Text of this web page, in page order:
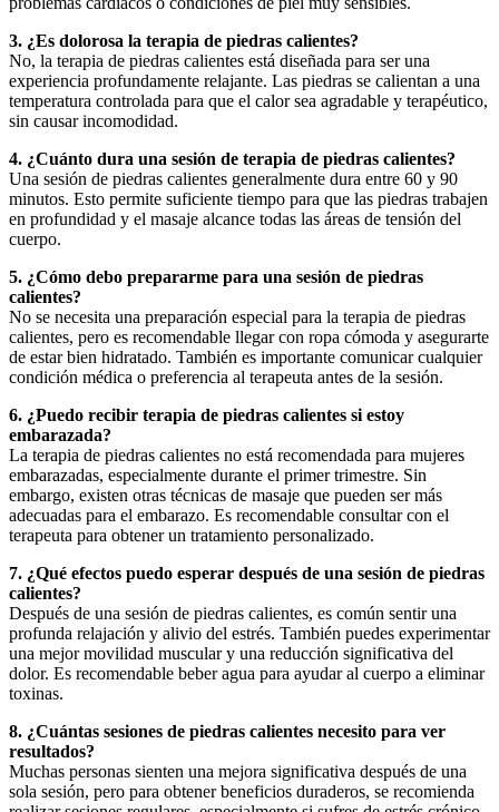
3. ¿Es dolorosa la terapia de piedras calientes?
No, la terapia de piedras calientes está diseñada para ser una
experiencia profundamente relajante. Las piedras se calientan a una
temperatura controlada para que el calor sea agradable y terapéutico,
sin causar incomodidad.
4. ¿Cuánto dura una sesión de terapia de piedras calientes?
Una sesión de piedras calientes generalmente dura entre 60 y 90
minutos. Esto permite suficiente tiempo para que las piedras trabajen
en profundidad y el masaje alcance todas las áreas de tensión del
cuerpo.
5. ¿Cómo debo prepararme para una sesión de piedras
calientes?
No se necesita una preparación especial para la terapia de piedras
calientes, pero es recomendable llegar con ropa cómoda y asegurarte
de estar bien hidratado. También es importante comunicar cualquier
condición médica o preferencia al terapeuta antes de la sesión.
6. ¿Puedo recibir terapia de piedras calientes si estoy
embarazada?
La terapia de piedras calientes no está recomendada para mujeres
embarazadas, especialmente durante el primer trimestre. Sin
embargo, existen otras técnicas de masaje que pueden ser más
adecuadas para el embarazo. Es recomendable consultar con el
terapeuta para obtener un tratamiento personalizado.
7. ¿Qué efectos puedo esperar después de una sesión de piedras
calientes?
Después de una sesión de piedras calientes, es común sentir una
profunda relajación y alivio del estrés. También puedes experimentar
una mejor movilidad muscular y una reducción significativa del
dolor. Es recomendable beber agua para ayudar al cuerpo a eliminar
toxinas.
8. ¿Cuántas sesiones de piedras calientes necesito para ver
resultados?
Muchas personas sienten una mejora significativa después de una
sola sesión, pero para obtener beneficios duraderos, se recomienda